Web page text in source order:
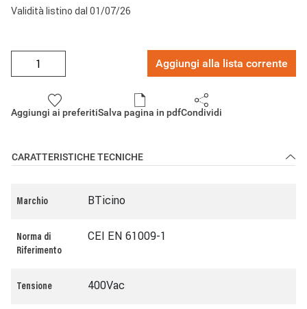
Validità listino dal 01/07/26
Aggiungi alla lista corrente
Aggiungi ai preferitiSalva pagina in pdfCondividi
CARATTERISTICHE TECNICHE
Marchio BTicino
Norma di
Riferimento
CEI EN 61009-1
Tensione 400Vac